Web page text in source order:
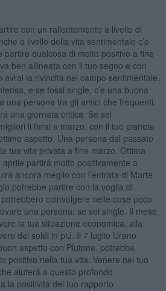
con un rallentemento a livello di
a livello della vita sentimentale c’e
partire qualcosa di molto positivo a fine
ben allineata con il tuo segno e con
avrai la rivincita nel campo sentimentale,
e se fossi single, c’e una buona
una persona tra gli amici che frequenti.
una giornata critica. Se sei
li farai a marzo, con il tuo pianeta
aspetto. Una persona dal passato
tua vita privata a fine marzo. Ottima
partirá molto positivamente a
ancora meglio con l’entrata di Marte
potrebbe partire con la voglia di
coinvolgere nelle cose poco
una persona, se sei single. Il mese
la tua situazione economica, alla
dei soldi in piú. Il 7 luglio Urano
aspetto con Plutone, potrebbe
positivo nella tua vita. Venere nel tuo
aiuterá a questo profondo
la positivitá del tuo rapporto